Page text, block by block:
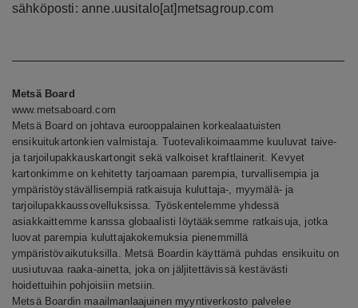
sähköposti: anne.uusitalo[at]metsagroup.com
Metsä Board
www.metsaboard.com
Metsä Board on johtava eurooppalainen korkealaatuisten
ensikuitukartonkien valmistaja. Tuotevalikoimaamme kuuluvat taive-
ja tarjoilupakkauskartongit sekä valkoiset kraftlainerit. Kevyet
kartonkimme on kehitetty tarjoamaan parempia, turvallisempia ja
ympäristöystävällisempiä ratkaisuja kuluttaja-, myymälä- ja
tarjoilupakkaussovelluksissa. Työskentelemme yhdessä
asiakkaittemme kanssa globaalisti löytääksemme ratkaisuja, jotka
luovat parempia kuluttajakokemuksia pienemmillä
ympäristövaikutuksilla. Metsä Boardin käyttämä puhdas ensikuitu on
uusiutuvaa raaka-ainetta, joka on jäljitettävissä kestävästi
hoidettuihin pohjoisiin metsiin.
Metsä Boardin maailmanlaajuinen myyntiverkosto palvelee